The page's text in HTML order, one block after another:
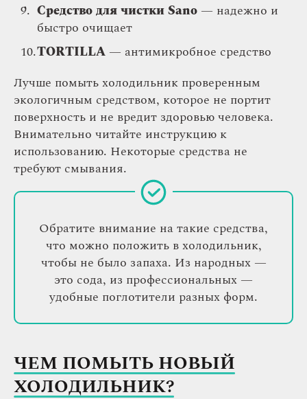
Средство для чистки Sano — надежно и
быстро очищает
TORTILLA — антимикробное средство
Лучше помыть холодильник проверенным
экологичным средством, которое не портит
поверхность и не вредит здоровью человека.
Внимательно читайте инструкцию к
использованию. Некоторые средства не
требуют смывания.
Обратите внимание на такие средства,
что можно положить в холодильник,
чтобы не было запаха. Из народных —
это сода, из профессиональных —
удобные поглотители разных форм.
ЧЕМ ПОМЫТЬ НОВЫЙ
ХОЛОДИЛЬНИК?